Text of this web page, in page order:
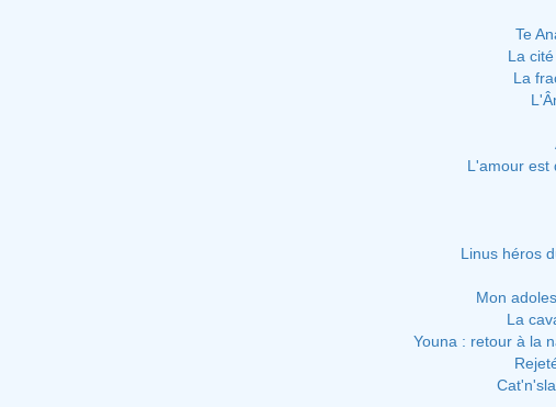
Te
La
La
L'amour est
Linus héros
Mon
La
Youna : retour à la